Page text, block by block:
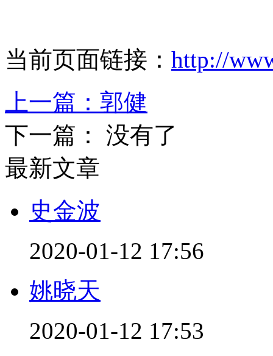
当前页面链接： http://
上一篇： 郭健
下一篇： 没有了
最新文章
史金波
2020-01-12 17:56
姚晓天
2020-01-12 17:53